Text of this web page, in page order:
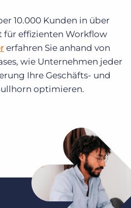
10.000 Kunden in über
für effizienten Workflow
erfahren Sie anhand von
wie Unternehmen jeder
Ihre Geschäfts- und
optimieren.